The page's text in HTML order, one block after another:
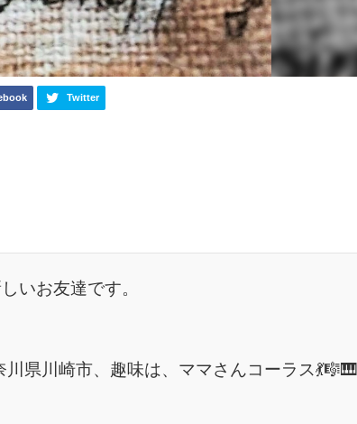
Twitter
いお友達です。
川県川崎市、趣味は、ママさんコーラス💃🎼🎹